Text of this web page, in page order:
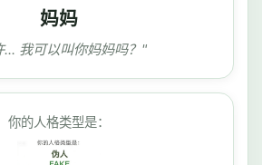
妈妈
... 我可以叫你妈妈吗？"
你的人格类型是：